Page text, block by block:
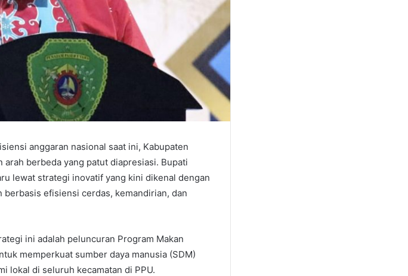
anggaran nasional saat ini, Kabupaten
arah berbeda yang patut diapresiasi. Bupati
lewat strategi inovatif yang kini dikenal dengan
berbasis efisiensi cerdas, kemandirian, dan
ini adalah peluncuran Program Makan
memperkuat sumber daya manusia (SDM)
lokal di seluruh kecamatan di PPU.